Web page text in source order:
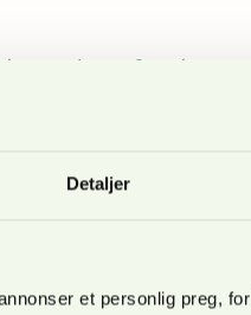
Detaljer
et personlig preg,
med Statsforvaltere
uken at pågangen
vil
starter oppryddingen